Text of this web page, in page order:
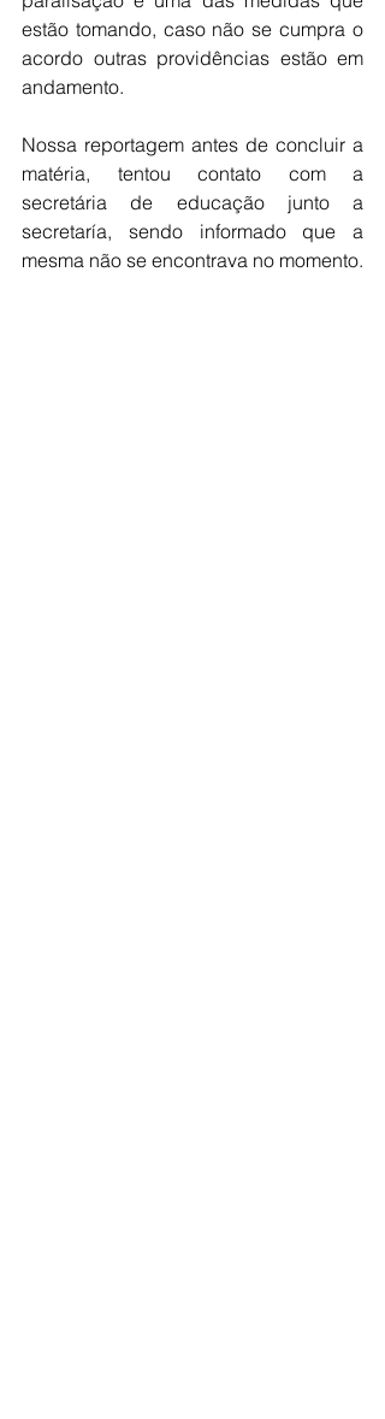
estão tomando, caso não se cumpra o
acordo outras providências estão em
andamento.
Nossa reportagem antes de concluir a
matéria, tentou contato com a
secretária de educação junto a
secretaría, sendo informado que a